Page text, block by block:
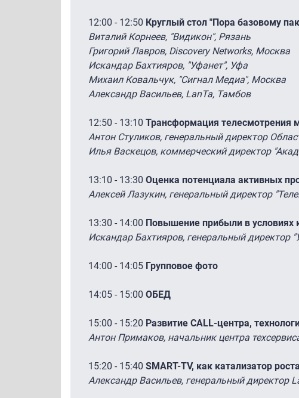
12:00 - 12:50 Круглый стол "Пора базовому
Виталий Корнеев, "Видикон", Рязань
Григорий Лавров, Discovery Networks, Москва
Искандар Бахтияров, "Уфанет", Уфа
Михаил Ковальчук, "Сигнал Медиа", Москва
Александр Васильев, LanTa, Тамбов
12:50 - 13:10 Трансформация телесмотрения
Антон Стуликов, генеральный директор
Илья Васкецов, коммерческий директор
13:10 - 13:30 Оценка потенциала активных
Алексей Лазукин, генеральный директор
13:30 - 14:00 Повышение прибыли в условиях
Искандар Бахтияров, генеральный директор
14:00 - 14:05 Групповое фото
14:05 - 15:00 ОБЕД
15:00 - 15:20 Развитие CALL-центра,
Антон Примаков, начальник центра
15:20 - 15:40 SMART-TV, как катализатор
Александр Васильев, генеральный директор